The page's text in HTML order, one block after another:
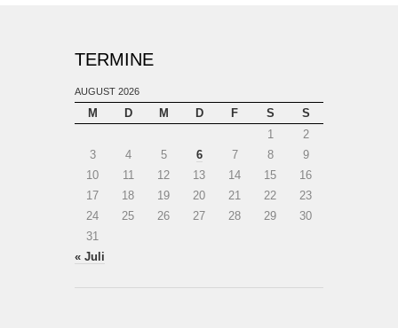
TERMINE
AUGUST 2026
M D M D F S
S
1
2
3
4 5 6 7 8
9
10
11 12 13 14 15
16
17
18 19 20 21 22
23
24
25 26 27 28 29
30
31
« Juli